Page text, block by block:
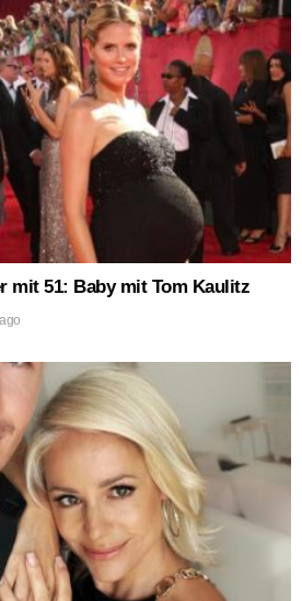
mit 51: Baby mit Tom Kaulitz